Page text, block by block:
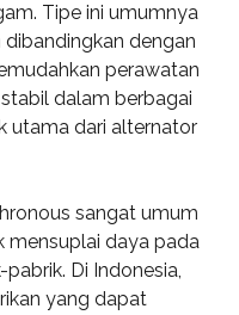
Tipe ini umumnya
dengan
perawatan
dalam berbagai
utama dari alternator
sangat umum
mensuplai daya pada
Di Indonesia,
yang dapat